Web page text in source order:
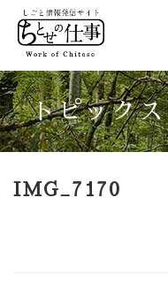
トピックス
IMG_7170